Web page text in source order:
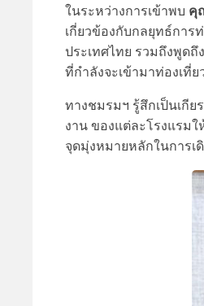
ในระหว่างการเข้าพบ คุ
เกี่ยวข้องกับกลยุทธ์การ
ประเทศไทย รวมถึงพูด
ที่กำลังจะเข้ามาท่องเที่ย
ทางชมรมฯ รู้สึกเป็นเกี
งาน ของแต่ละโรงแรม
จุดมุ่งหมายหลักในการเ